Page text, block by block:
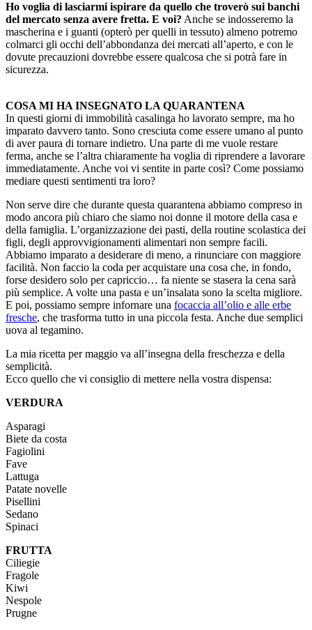
Ho voglia di lasciarmi ispirare da quello che troverò sui banchi
del mercato senza avere fretta. E voi? Anche se indosseremo la
mascherina e i guanti (opterò per quelli in tessuto) almeno potremo
colmarci gli occhi dell’abbondanza dei mercati all’aperto, e con le
dovute precauzioni dovrebbe essere qualcosa che si potrà fare in
sicurezza.
COSA MI HA INSEGNATO LA QUARANTENA
In questi giorni di immobilità casalinga ho lavorato sempre, ma ho
imparato davvero tanto. Sono cresciuta come essere umano al punto
di aver paura di tornare indietro. Una parte di me vuole restare
ferma, anche se l’altra chiaramente ha voglia di riprendere a lavorare
immediatamente. Anche voi vi sentite in parte così? Come possiamo
mediare questi sentimenti tra loro?
Non serve dire che durante questa quarantena abbiamo compreso in
modo ancora più chiaro che siamo noi donne il motore della casa e
della famiglia. L’organizzazione dei pasti, della routine scolastica dei
figli, degli approvvigionamenti alimentari non sempre facili.
Abbiamo imparato a desiderare di meno, a rinunciare con maggiore
facilità. Non faccio la coda per acquistare una cosa che, in fondo,
forse desidero solo per capriccio… fa niente se stasera la cena sarà
più semplice. A volte una pasta e un’insalata sono la scelta migliore.
E poi, possiamo sempre infornare una focaccia all’olio e alle erbe
fresche, che trasforma tutto in una piccola festa. Anche due semplici
uova al tegamino.
La mia ricetta per maggio va all’insegna della freschezza e della
semplicità.
Ecco quello che vi consiglio di mettere nella vostra dispensa:
VERDURA
Asparagi
Biete da costa
Fagiolini
Fave
Lattuga
Patate novelle
Pisellini
Sedano
Spinaci
FRUTTA
Ciliegie
Fragole
Kiwi
Nespole
Prugne